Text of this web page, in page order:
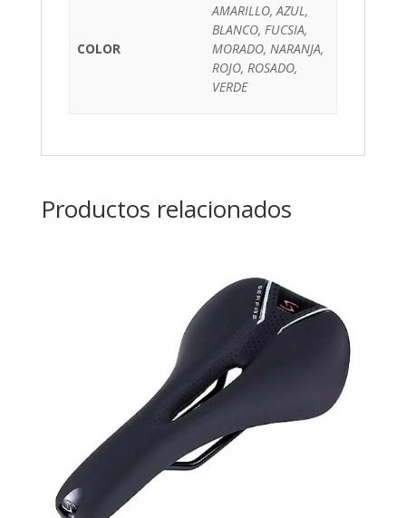
COLOR
AMARILLO, AZUL,
BLANCO, FUCSIA,
MORADO, NARANJA,
ROJO, ROSADO,
VERDE
Productos relacionados